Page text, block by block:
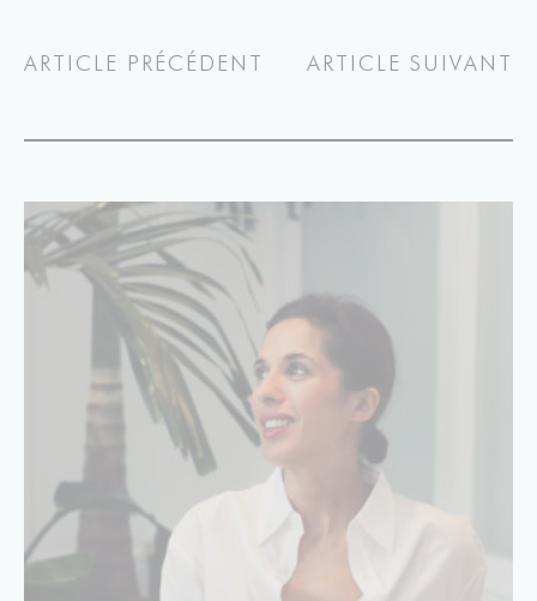
ARTICLE PRÉCÉDENT ARTICLE SUIVANT